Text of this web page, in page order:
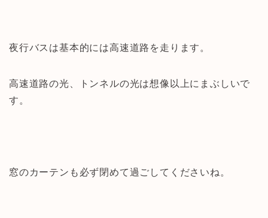
夜行バスは基本的には高速道路を走ります。
高速道路の光、トンネルの光は想像以上にまぶしいで
す。
窓のカーテンも必ず閉めて過ごしてくださいね。